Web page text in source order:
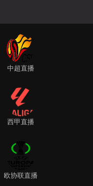
中超直播
西甲直播
欧协联直播